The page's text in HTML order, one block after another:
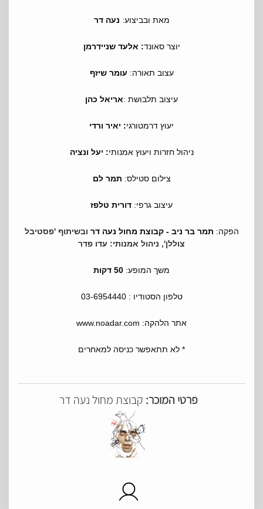
מאת ובביצוע: נעה דר
יוצר סאונד: אלעד שניידרמן
עצוב תאורה: עומר שיזף
עיצוב תלבושת :אריאל כהן
יעוץ דרמטורגי: יאיר ורדי
ניהול חזרות ויעוץ אמנותי: יעל ונציה
צילום סטילס: תמר לם
עיצוב גרפי: דורית טלפז
הפקה: תמר בר ניב - קבוצת מחול נעה דר ובשיתוף 'פסטיבל
צוללן', ניהול אמנותי: עדו פדר
משך המופע: 50 דקות
טלפון הסטודיו : 03-6954440
אתר הלהקה: www.noadar.com
* לא תתאפשר כניסה למאחרים
פרטי המוכר: קבוצת מחול נעה דר